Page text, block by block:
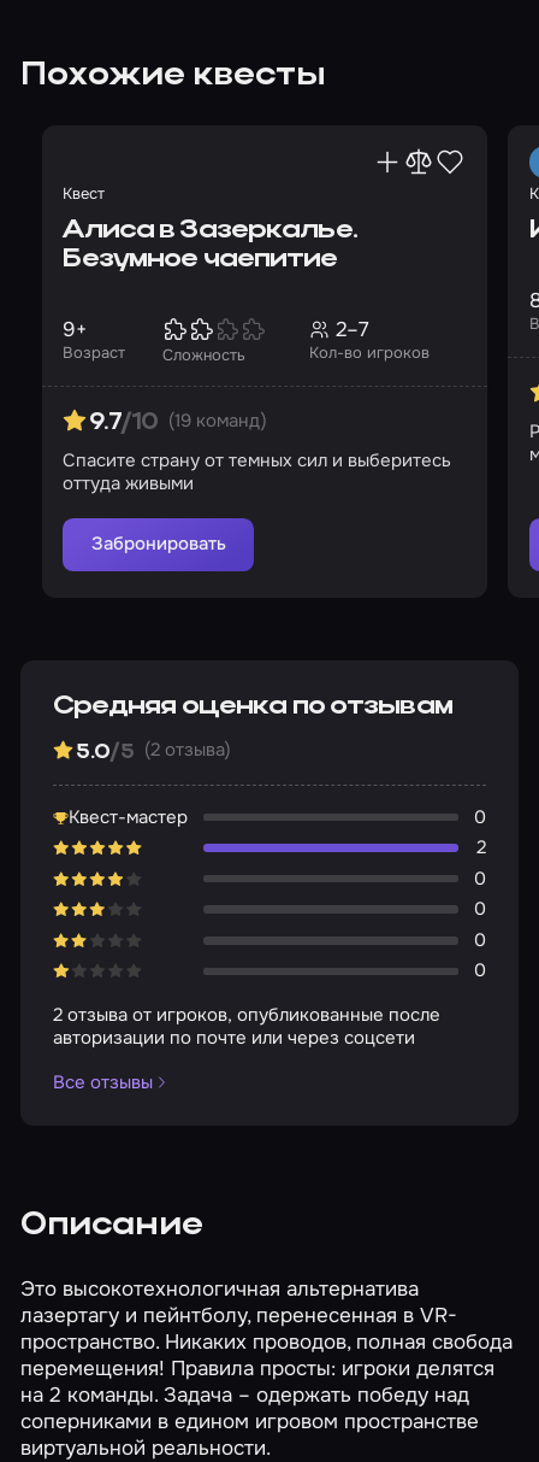
Похожие квесты
Квест
Алиса в Зазеркалье.
Безумное чаепитие
Возраст
9+
Сложность Кол-во игроков
2–7
9.7/10 (19 команд)
Спасите страну от темных сил и выберитесь
оттуда живыми
Забронировать
Средняя оценка по отзывам
5.0/5 (2 отзыва)
Квест-мастер
0
2
0
0
0
0
2 отзыва от игроков, опубликованные после
авторизации по почте или через соцсети
Все отзывы
Описание
Это высокотехнологичная альтернатива
лазертагу и пейнтболу, перенесенная в VR-
пространство. Никаких проводов, полная свобода
перемещения! Правила просты: игроки делятся
на 2 команды. Задача – одержать победу над
соперниками в едином игровом пространстве
виртуальной реальности.